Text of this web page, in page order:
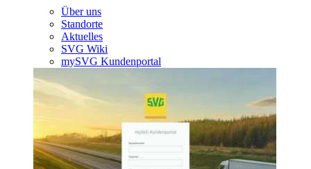
Über uns
Standorte
Aktuelles
SVG Wiki
mySVG Kundenportal